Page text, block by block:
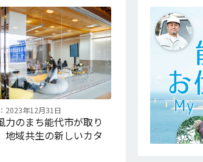
2023年12月31日
力のまち能代市が取り
地域共生の新しいカタ